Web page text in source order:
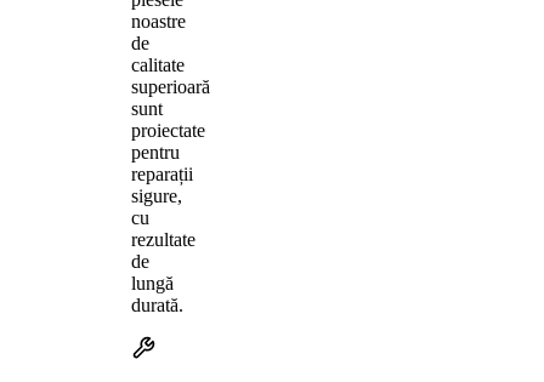
noastre
de
calitate
superioară
sunt
proiectate
pentru
reparații
sigure,
cu
rezultate
de
lungă
durată.